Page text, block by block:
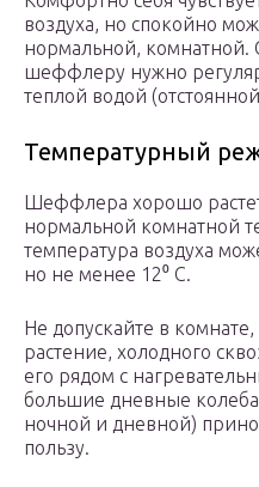
воздуха, но спокойно
нормальной, комнатной.
шеффлеру нужно
теплой водой
Температурный
Шеффлера хорошо
нормальной комнатной
температура воздуха
но не менее 12⁰ С.
Не допускайте в комнате,
растение, холодного
его рядом с
большие дневные
ночной и дневной)
пользу.